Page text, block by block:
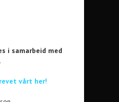
i samarbeid med
vårt her!